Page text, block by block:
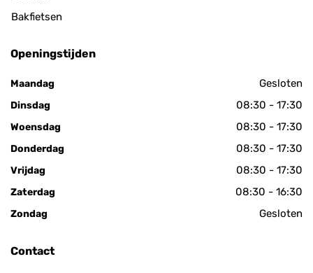
Bakfietsen
Openingstijden
Maandag Gesloten
Dinsdag 08:30 - 17:30
Woensdag 08:30 - 17:30
Donderdag 08:30 - 17:30
Vrijdag 08:30 - 17:30
Zaterdag 08:30 - 16:30
Zondag Gesloten
Contact